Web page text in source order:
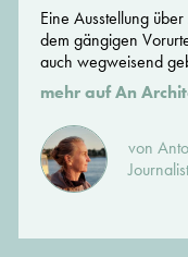
Eine Ausstellung
dem gängigen
auch wegweisend
mehr auf An
von